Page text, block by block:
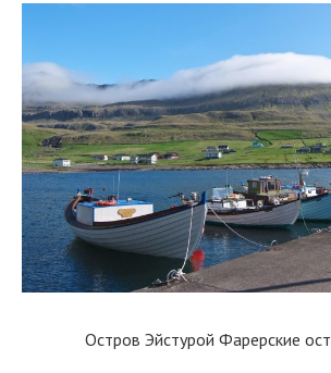
Остров Эйстурой Фарерские